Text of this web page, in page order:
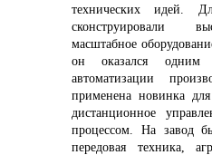
технических идей.
сконструировали
масштабное
он оказался
автоматизации
применена новинка
дистанционное
процессом. На завод
передовая техника,